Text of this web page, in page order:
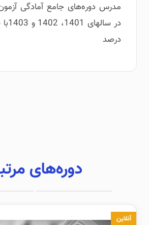
مدرس دوره‌های جامع آمادگی
درصد
دوره‌های
آنلاین